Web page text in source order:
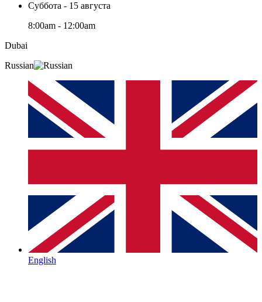
Суббота - 15 августа
8:00am - 12:00am
Dubai
Russian
English